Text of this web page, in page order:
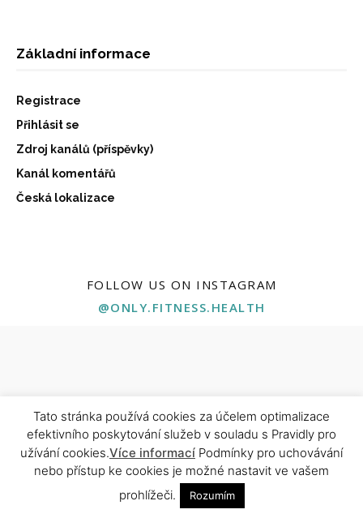
Základní informace
Registrace
Přihlásit se
Zdroj kanálů (příspěvky)
Kanál komentářů
Česká lokalizace
FOLLOW US ON INSTAGRAM
@ONLY.FITNESS.HEALTH
ABOUT US
Naše stránka je tu pro všechny, kteří chtějí posunout své
zdraví, kondici a životní energii na vyšší úroveň. Najdeš tu
ověřené tréninkové plány, výživové tipy, rady od odborníků i
motivaci pro každý den. Ať už začínáš, nebo jsi profík — jsi tu
Tato stránka používá cookies za účelem optimalizace
efektivního poskytování služeb v souladu s Pravidly pro
užívání cookies.Více informací Podmínky pro uchovávání
nebo přístup ke cookies je možné nastavit ve vašem
prohlížeči.
Rozumím